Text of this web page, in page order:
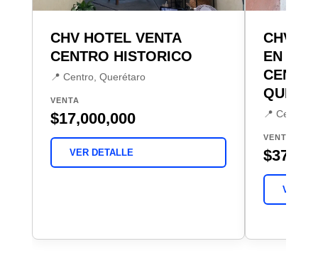
CHV HOTEL VENTA
CENTRO HISTORICO
📍 Centro, Querétaro
VENTA
$17,000,000
VER DETALLE
CHV
EN
📍 Centro,
VENTA
VER